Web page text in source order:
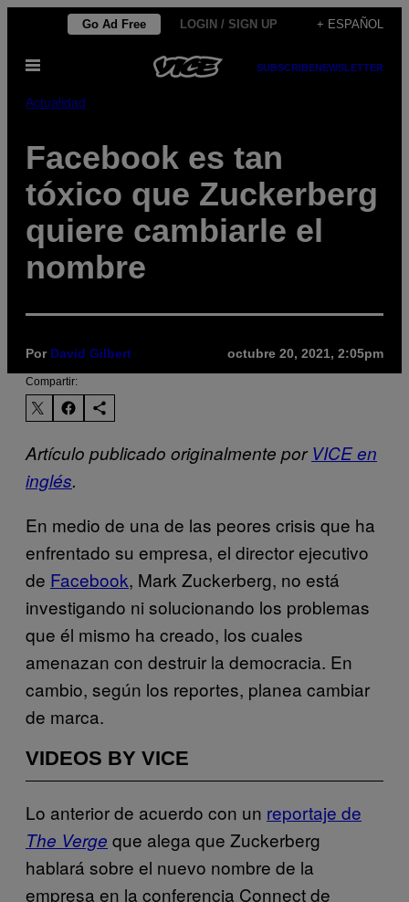
contenido
Go Ad Free LOGIN / SIGN UP + ESPAÑOL
Abrir
SUBSCRIBENEWSLETTER
Actualidad
Facebook es tan
tóxico que Zuckerberg
quiere cambiarle el
nombre
Por David Gilbert octubre 20, 2021, 2:05pm
Compartir:
Artículo publicado originalmente porVICE en
inglés.
En medio de una de las peores crisis que ha
enfrentado su empresa, el director ejecutivo
de Facebook, Mark Zuckerberg, no está
investigando ni solucionando los problemas
que él mismo ha creado, los cuales
amenazan con destruir la democracia. En
cambio, según los reportes, planea cambiar
de marca.
VIDEOS BY VICE
Lo anterior de acuerdo con un reportaje de
The Verge que alega que Zuckerberg
hablará sobre el nuevo nombre de la
empresa en la conferencia Connect de